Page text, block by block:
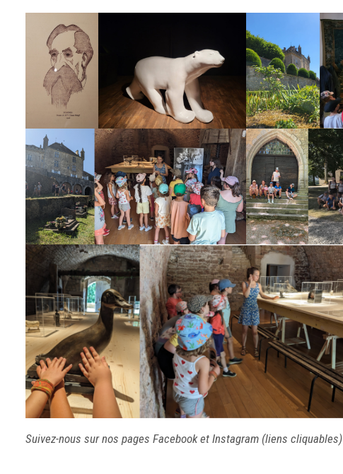
Suivez-nous sur nos pages Facebooket Instagram (liens cliquables)